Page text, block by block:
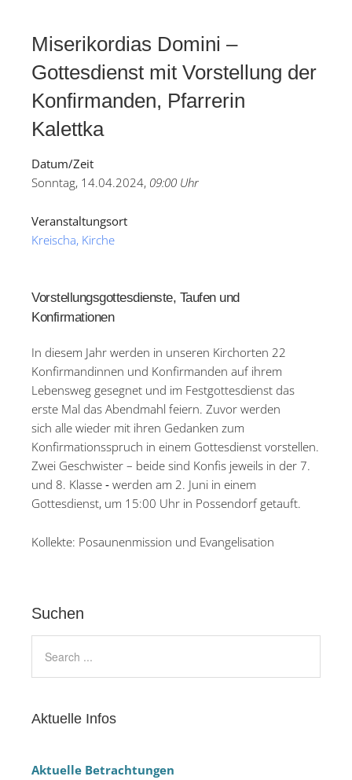
Miserikordias Domini –
Gottesdienst mit Vorstellung der
Konfirmanden, Pfarrerin
Kalettka
Datum/Zeit
Sonntag, 14.04.2024, 09:00 Uhr
Veranstaltungsort
Kreischa, Kirche
Vorstellungsgottesdienste, Taufen und
Konfirmationen
In diesem Jahr werden in unseren Kirchorten 22
Konfirmandinnen und Konfirmanden auf ihrem
Lebensweg gesegnet und im Festgottesdienst das
erste Mal das Abendmahl feiern. Zuvor werden
sich alle wieder mit ihren Gedanken zum
Konfirmationsspruch in einem Gottesdienst vorstellen.
Zwei Geschwister – beide sind Konfis jeweils in der 7.
und 8. Klasse ‐ werden am 2. Juni in einem
Gottesdienst, um 15:00 Uhr in Possendorf getauft.
Kollekte: Posaunenmission und Evangelisation
Suchen
Aktuelle Infos
Aktuelle Betrachtungen